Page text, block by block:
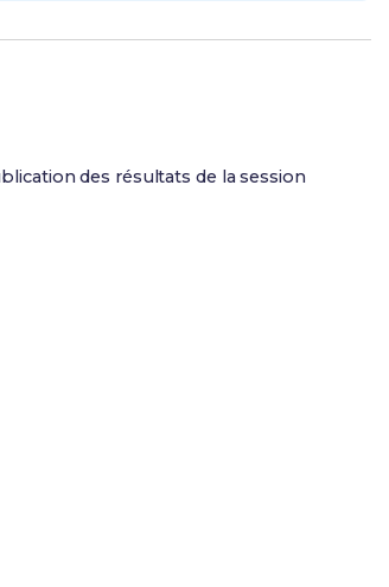
des résultats de la session